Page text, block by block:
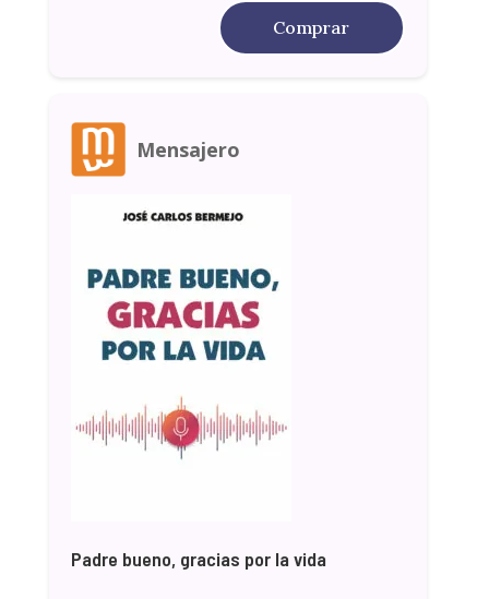
Comprar
Mensajero
Padre bueno, gracias por la vida